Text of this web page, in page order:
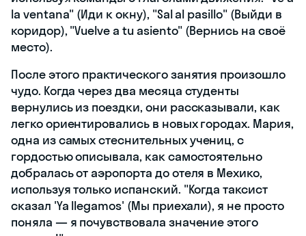
la ventana" (Иди к окну), "Sal al pasillo" (Выйди в
коридор), "Vuelve a tu asiento" (Вернись на своё
место).
После этого практического занятия произошло
чудо. Когда через два месяца студенты
вернулись из поездки, они рассказывали, как
легко ориентировались в новых городах. Мария,
одна из самых стеснительных учениц, с
гордостью описывала, как самостоятельно
добралась от аэропорта до отеля в Мехико,
используя только испанский. "Когда таксист
сказал 'Ya llegamos' (Мы приехали), я не просто
поняла — я почувствовала значение этого